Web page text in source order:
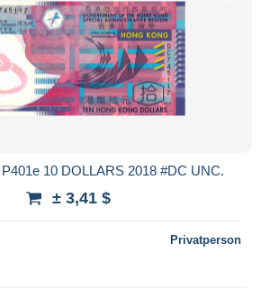
10 DOLLARS 2018 #DC UNC.
± 3,41 $
Privatperson